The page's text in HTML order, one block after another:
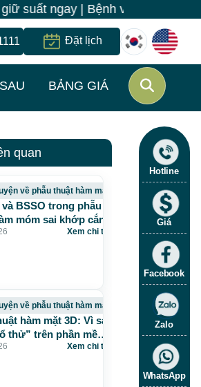
viện JW Hàn Quốc có 1
Đặt lịch
BẢNG GIÁ
quan
về phẫu thuật hàm mặt
BSSO trong phẫu
móm sai khớp cắn
Xem chi tiết
về phẫu thuật hàm mặt
hàm mặt 3D: Vì sao
thử” trên phần mềm
mổ thật?
Xem chi tiết
Hotline
Giá
Facebook
Zalo
WhatsApp